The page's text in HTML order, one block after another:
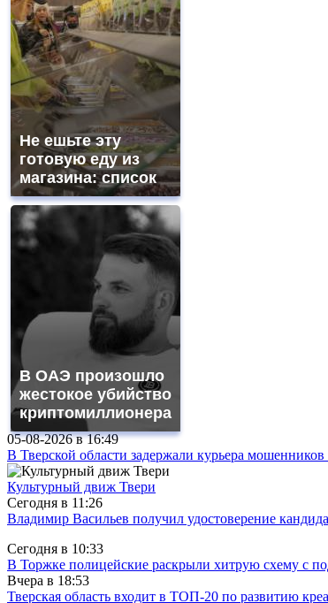
Не ешьте эту
готовую еду из
магазина: список
В ОАЭ произошло
жестокое убийство
криптомиллионера
05-08-2026 в16:49
В Тверской области задержали курьера
Культурный движ Твери
Сегодня в 11:26
Владимир Васильев получил удостоверение
Сегодня в 10:33
В Торжке полицейские раскрыли хитрую схему с
Вчера в 18:53
Тверская область входит в ТОП-20 по развитию